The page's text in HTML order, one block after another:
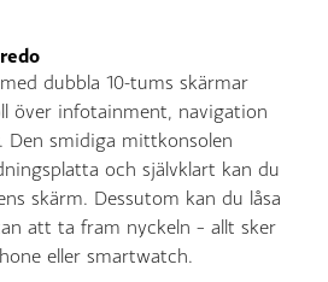
dubbla 10-tums skärmar
över infotainment, navigation
Den smidiga mittkonsolen
och självklart kan du
skärm. Dessutom kan du låsa
att ta fram nyckeln – allt sker
eller smartwatch.